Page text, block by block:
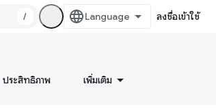
/ ลงชื่อเข้าใช้
ประสิทธิภาพ เพิ่มเติม